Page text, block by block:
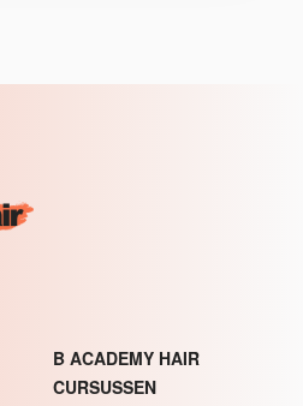
B ACADEMY HAIR
CURSUSSEN